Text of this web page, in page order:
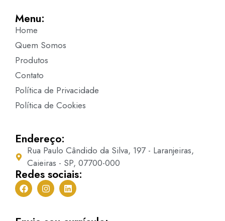
Menu:
Home
Quem Somos
Produtos
Contato
Política de Privacidade
Política de Cookies
Endereço:
Rua Paulo Cândido da Silva, 197 - Laranjeiras,
Caieiras - SP, 07700-000
Redes sociais: